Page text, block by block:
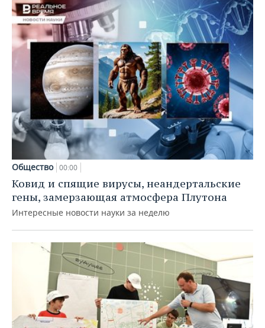
Общество 00:00
Ковид и спящие вирусы, неандертальские
гены, замерзающая атмосфера Плутона
Интересные новости науки за неделю